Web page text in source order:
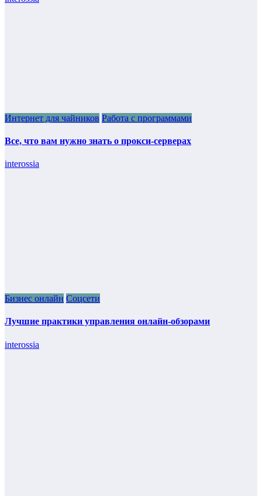
Интернет для чайников Работа с программами
Все, что вам нужно знать о прокси-серверах
interossia
Бизнес онлайн Соцсети
Лучшие практики управления онлайн-обзорами
interossia